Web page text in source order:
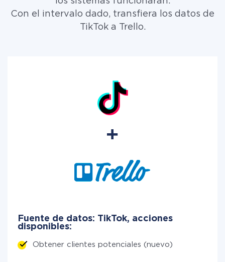
Con el intervalo dado, transfiera los datos de
TikTok a Trello.
Fuente de datos: TikTok, acciones
disponibles:
Obtener clientes potenciales (nuevo)